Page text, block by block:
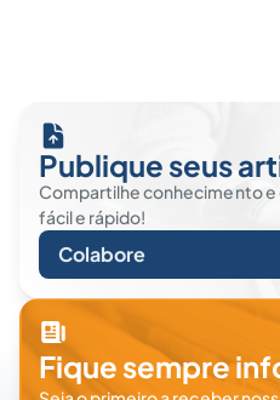
Publique seus
Compartilhe conhecimento
fácil e rápido!
Colabore
Fique sempre